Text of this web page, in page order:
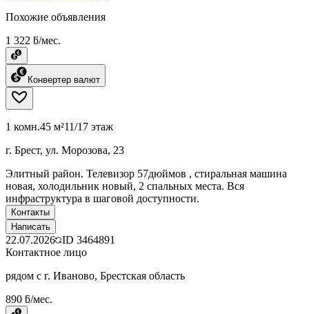
Похожие объявления
1 322 ƃ/мес.
Конвертер валют
1 комн.45 м²11/17 этаж
г. Брест, ул. Морозова, 23
Элитный район. Телевизор 57дюймов , стиральная машина
новая, холодильник новый, 2 спальных места. Вся
инфраструктура в шаговой доступности.
Контакты
Написать
22.07.2026 ID 3464891
Контактное лицо
рядом с г. Иваново, Брестская область
890 ƃ/мес.